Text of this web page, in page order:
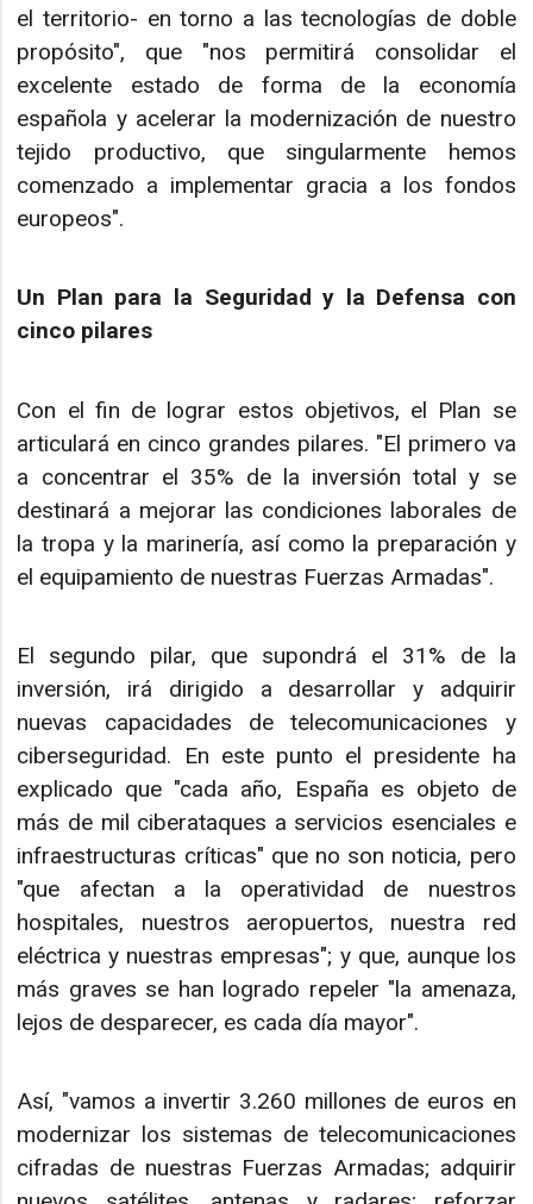
el territorio- en torno a las tecnologías de doble
propósito", que "nos permitirá consolidar el
excelente estado de forma de la economía
española y acelerar la modernización de nuestro
tejido productivo, que singularmente hemos
comenzado a implementar gracia a los fondos
europeos".
Un Plan para la Seguridad y la Defensa con
cinco pilares
Con el fin de lograr estos objetivos, el Plan se
articulará en cinco grandes pilares. "El primero va
a concentrar el 35% de la inversión total y se
destinará a mejorar las condiciones laborales de
la tropa y la marinería, así como la preparación y
el equipamiento de nuestras Fuerzas Armadas".
El segundo pilar, que supondrá el 31% de la
inversión, irá dirigido a desarrollar y adquirir
nuevas capacidades de telecomunicaciones y
ciberseguridad. En este punto el presidente ha
explicado que "cada año, España es objeto de
más de mil ciberataques a servicios esenciales e
infraestructuras críticas" que no son noticia, pero
"que afectan a la operatividad de nuestros
hospitales, nuestros aeropuertos, nuestra red
eléctrica y nuestras empresas"; y que, aunque los
más graves se han logrado repeler "la amenaza,
lejos de desparecer, es cada día mayor".
Así, "vamos a invertir 3.260 millones de euros en
modernizar los sistemas de telecomunicaciones
cifradas de nuestras Fuerzas Armadas; adquirir